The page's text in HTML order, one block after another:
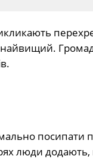
найвищий.
посипати
люди